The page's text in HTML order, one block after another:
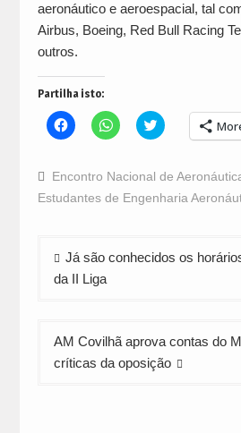
aeronáutico e aeroespacial, tal
Airbus, Boeing, Red Bull Racing
outros.
Partilha isto:
Click
to
Facebook
(Opens
in
new
Click
to
WhatsApp
(Opens
in
new
Click
to
Twitter
(Opens
in
new
Encontro Nacional de
Estudantes de Engenharia
Navegação
de
Já são conhecidos os
da II Liga
AM Covilhã aprova contas do
críticas da oposição